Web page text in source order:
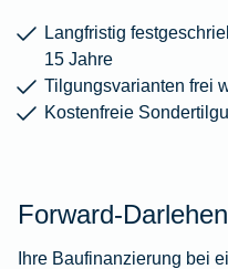
Langfristig
15 Jahre
Tilgungsvarianten frei
Kostenfreie
Forward-Darlehen
Ihre Baufinanzierung bei